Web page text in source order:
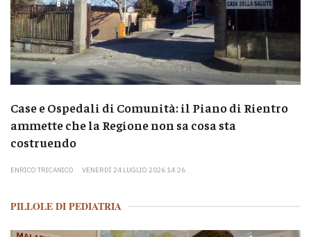
Case e Ospedali di Comunità: il Piano di Rientro
ammette che la Regione non sa cosa sta
costruendo
ENRICO TRICANICO VENERDÌ 24 LUGLIO 2026 14:26
PILLOLE DI PEDIATRIA